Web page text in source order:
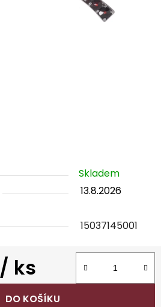
Skladem
13.8.2026
15037145001
/ ks
DO KOŠÍKU